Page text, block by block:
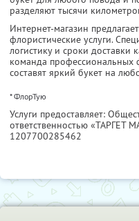
разделяют тысячи
Интернет-магазин
флористические услуги.
логистику и сроки доставки
команда профессиональных
составят яркий букет на
* ФлорТую
Услуги предоставляет:
ответственностью «ТАРГЕТ
1207700285462